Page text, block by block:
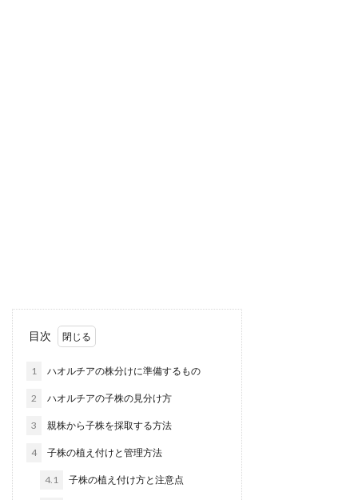
目次
1 ハオルチアの株分けに準備するもの
2 ハオルチアの子株の見分け方
3 親株から子株を採取する方法
4 子株の植え付けと管理方法
4.1 子株の植え付け方と注意点